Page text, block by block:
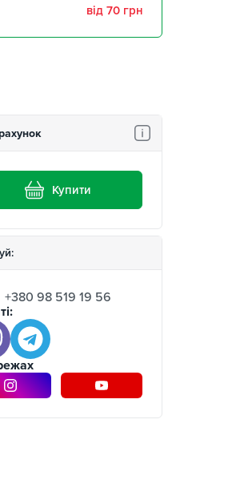
від 70 грн
Купити
+380 98 519 19 56